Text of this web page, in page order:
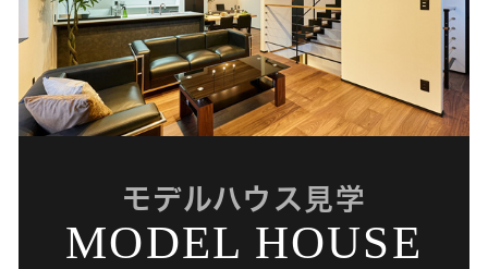
モデルハウス見学
MODEL HOUSE